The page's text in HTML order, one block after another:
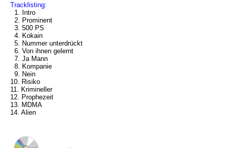
Tracklisting:
1. Intro
2. Prominent
3. 500 PS
4. Kokain
5. Nummer unterdrückt
6. Von ihnen gelernt
7. Ja Mann
8. Kompanie
9. Nein
10. Risiko
11. Krimineller
12. Prophezeit
13. MDMA
14. Alien